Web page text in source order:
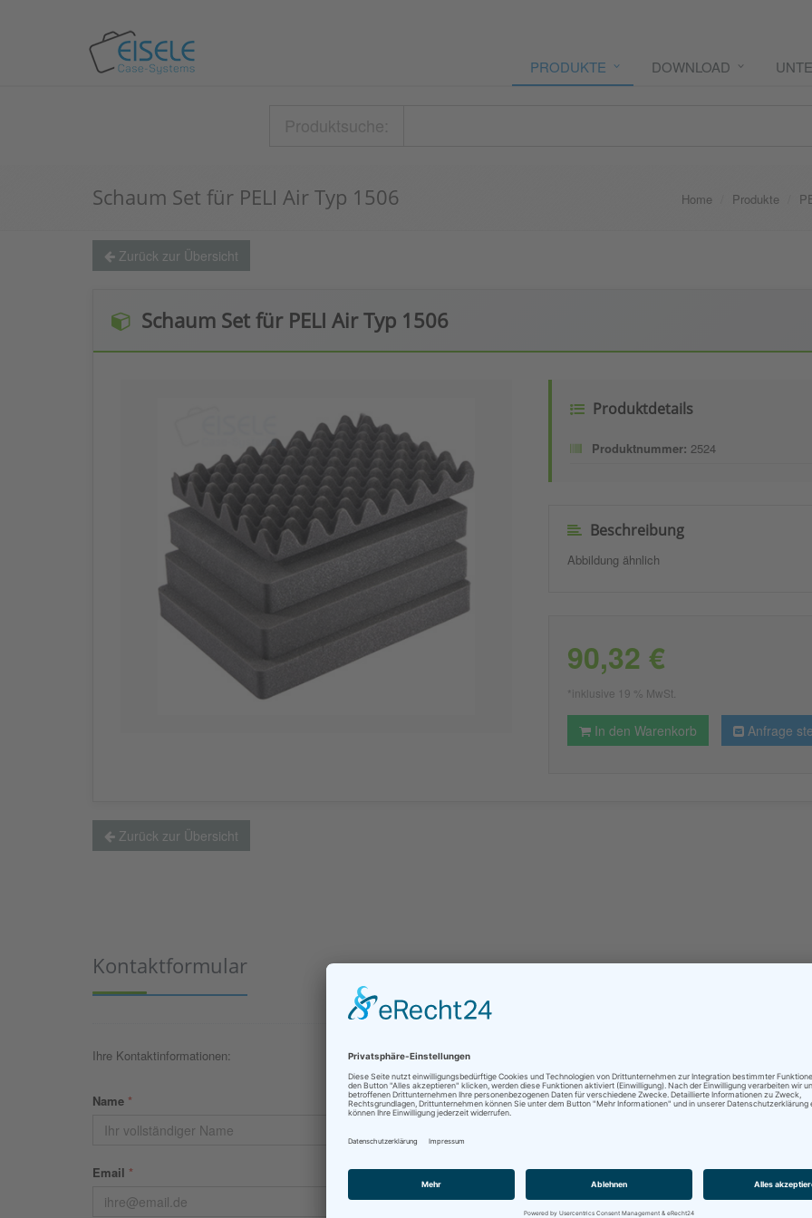
PRODUKTE DOWNLOAD
Schaum Set für PELI Air Typ 1506 Home Produkte
Zurück zur Übersicht
Schaum Set für PELI Air Typ 1506
Produktdetails
Produktnummer: 2524
Beschreibung
Abbildung ähnlich
90,32 €
*inklusive 19 % MwSt.
In den Warenkorb Anfrage
Zurück zur Übersicht
Kontaktformular
Ihre Kontaktinformationen:
Name * Firma
Email * Telefon*